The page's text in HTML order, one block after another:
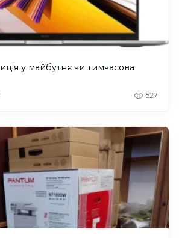
у майбутнє чи тимчасова
527